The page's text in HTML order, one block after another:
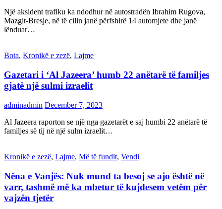
Një aksident trafiku ka ndodhur në autostradën Ibrahim Rugova,
Mazgit-Bresje, në të cilin janë përfshirë 14 automjete dhe janë
lënduar…
Bota, Kronikë e zezë, Lajme
Gazetari i ‘Al Jazeera’ humb 22 anëtarë të familjes
gjatë një sulmi izraelit
adminadmin December 7, 2023
Al Jazeera raporton se një nga gazetarët e saj humbi 22 anëtarë të
familjes së tij në një sulm izraelit…
Kronikë e zezë, Lajme, Më të fundit, Vendi
Nëna e Vanjës: Nuk mund ta besoj se ajo është në
varr, tashmë më ka mbetur të kujdesem vetëm për
vajzën tjetër